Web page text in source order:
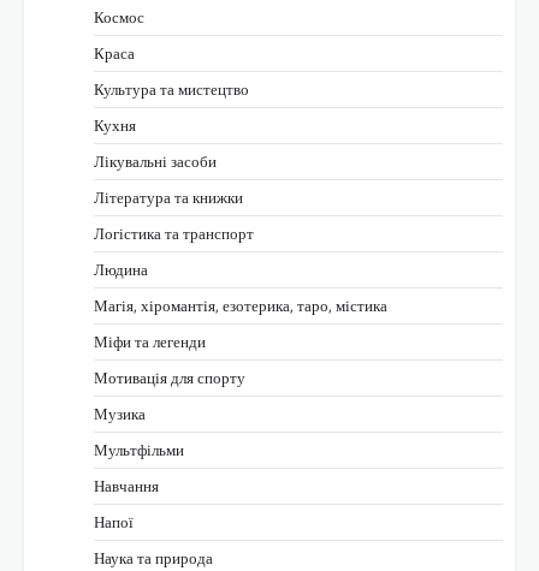
Космос
Краса
Культура та мистецтво
Кухня
Лікувальні засоби
Література та книжки
Логістика та транспорт
Людина
Магія, хіромантія, езотерика, таро, містика
Міфи та легенди
Мотивація для спорту
Музика
Мультфільми
Навчання
Напої
Наука та природа